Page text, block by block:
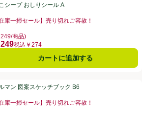
A
中0.0点。
シープ おしりシール A
在庫一掃セール】売り切れご容赦！
商品)
249税込￥274
カートに追加する
ク B6
中0.0点。
マン 図案スケッチブック B6
在庫一掃セール】売り切れご容赦！